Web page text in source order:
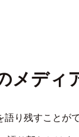
メディ
り残すことが